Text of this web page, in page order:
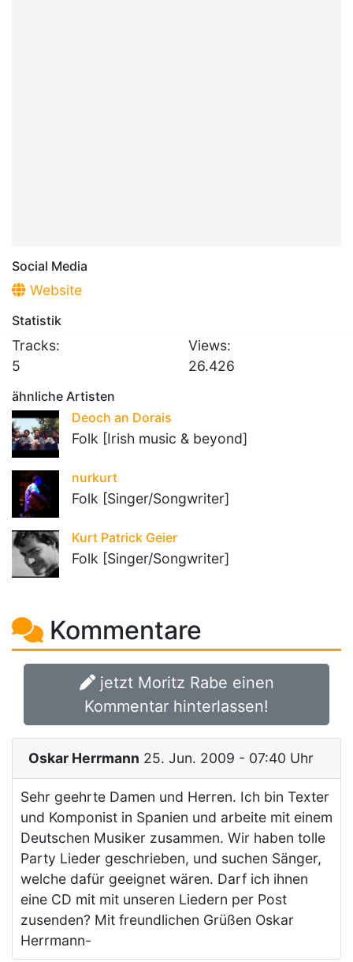
Social Media
Website
Statistik
Tracks:
5
Views:
26.426
ähnliche Artisten
Deoch an Dorais
Folk [Irish music & beyond]
nurkurt
Folk [Singer/Songwriter]
Kurt Patrick Geier
Folk [Singer/Songwriter]
Kommentare
jetzt Moritz Rabe einen
Kommentar hinterlassen!
Oskar Herrmann 25. Jun. 2009 - 07:40 Uhr
Sehr geehrte Damen und Herren. Ich bin Texter
und Komponist in Spanien und arbeite mit einem
Deutschen Musiker zusammen. Wir haben tolle
Party Lieder geschrieben, und suchen Sänger,
welche dafür geeignet wären. Darf ich ihnen
eine CD mit mit unseren Liedern per Post
zusenden? Mit freundlichen Grüßen Oskar
Herrmann-